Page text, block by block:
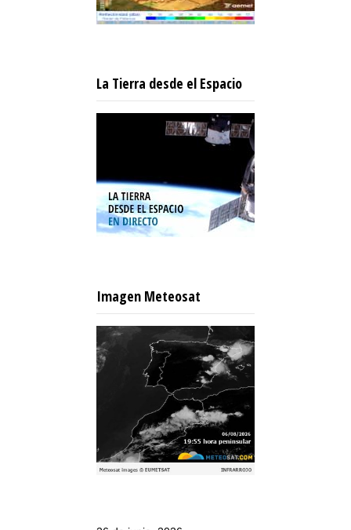
La Tierra desde el Espacio
Imagen Meteosat